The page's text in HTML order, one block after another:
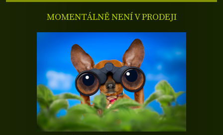
MOMENTÁLNĚ NENÍ V PRODEJI